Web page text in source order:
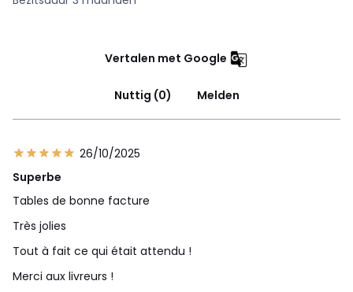
Vertalen met Google
Nuttig (0) Melden
26/10/2025
Superbe
Tables de bonne facture
Très jolies
Tout à fait ce qui était attendu !
Merci aux livreurs !